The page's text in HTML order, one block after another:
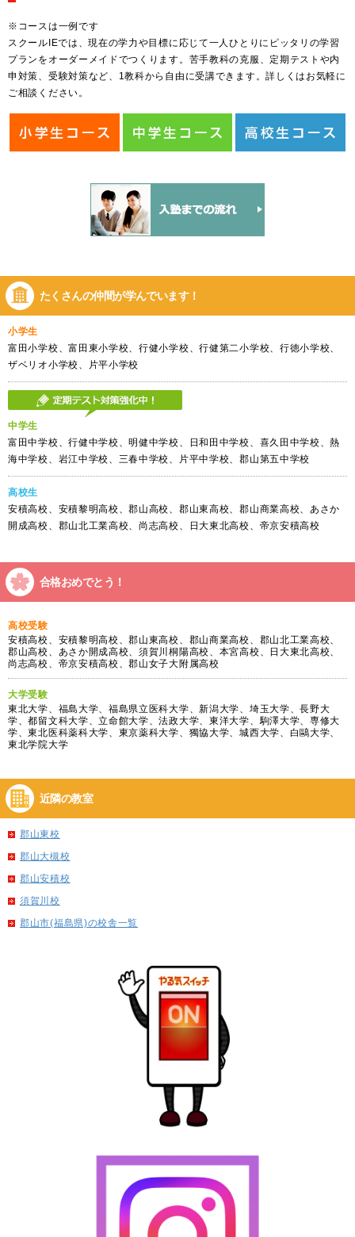
※コースは一例です
スクールIEでは、現在の学力や目標に応じて一人ひとりにピッタリの学習
プランをオーダーメイドでつくります。苦手教科の克服、定期テストや内
申対策、受験対策など、1教科から自由に受講できます。詳しくはお気軽に
ご相談ください。
たくさんの仲間が学んでいます！
小学生
富田小学校、富田東小学校、行健小学校、行健第二小学校、行徳小学校、
ザベリオ小学校、片平小学校
中学生
富田中学校、行健中学校、明健中学校、日和田中学校、喜久田中学校、熱
海中学校、岩江中学校、三春中学校、片平中学校、郡山第五中学校
高校生
安積高校、安積黎明高校、郡山高校、郡山東高校、郡山商業高校、あさか
開成高校、郡山北工業高校、尚志高校、日大東北高校、帝京安積高校
合格おめでとう！
高校受験
安積高校、安積黎明高校、郡山東高校、郡山商業高校、郡山北工業高校、
郡山高校、あさか開成高校、須賀川桐陽高校、本宮高校、日大東北高校、
尚志高校、帝京安積高校、郡山女子大附属高校
大学受験
東北大学、福島大学、福島県立医科大学、新潟大学、埼玉大学、長野大
学、都留文科大学、立命館大学、法政大学、東洋大学、駒澤大学、専修大
学、東北医科薬科大学、東京薬科大学、獨協大学、城西大学、白鷗大学、
東北学院大学
近隣の教室
郡山東校
郡山大槻校
郡山安積校
須賀川校
郡山市(福島県)の校舎一覧